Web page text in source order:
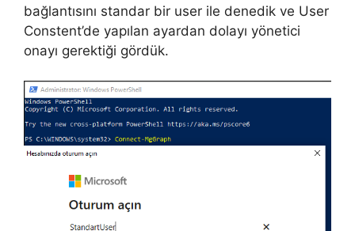
bağlantısını standar bir user ile denedik ve User
Constent’de yapılan ayardan dolayı yönetici
onayı gerektiği gördük.